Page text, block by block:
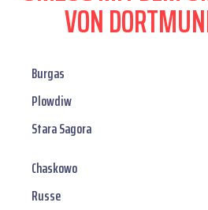
VON
Burgas
Plowdiw
Stara Sagora
Chaskowo
Russe